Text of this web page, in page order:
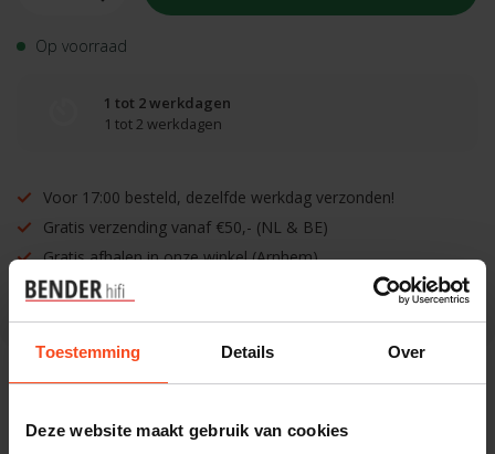
Toestemming Details Over
Deze website maakt gebruik van cookies
Op voorraad
1 tot 2 werkdagen
1 tot 2 werkdagen
Voor 17:00 besteld, dezelfde werkdag verzonden!
Gratis verzending vanaf €50,- (NL & BE)
Gratis afhalen in onze winkel (Arnhem)
Inruilen mogelijk!
Benieuwd naar dit product?